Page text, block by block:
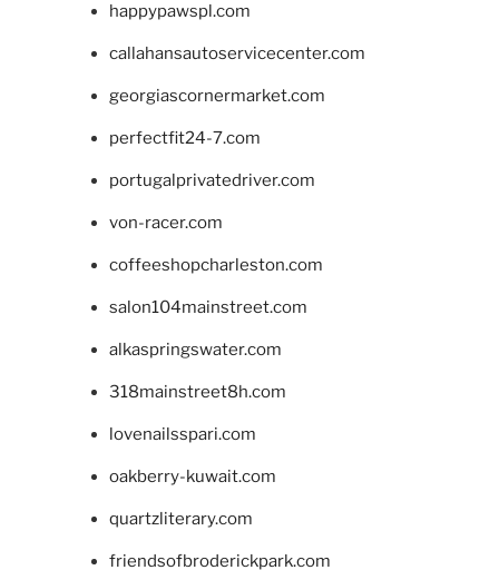
happypawspl.com
callahansautoservicecenter.com
georgiascornermarket.com
perfectfit24-7.com
portugalprivatedriver.com
von-racer.com
coffeeshopcharleston.com
salon104mainstreet.com
alkaspringswater.com
318mainstreet8h.com
lovenailsspari.com
oakberry-kuwait.com
quartzliterary.com
friendsofbroderickpark.com